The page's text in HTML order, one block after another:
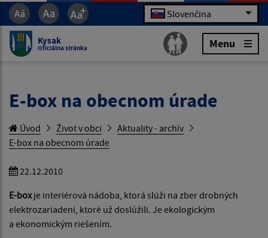
Slovenčina
Kysak
Oficiálna stránka Menu
E-box na obecnom úrade
Úvod Život v obci
Aktuality - archív
E-box na obecnom úrade
22.12.2010
E-boxje interiérová nádoba, ktorá slúži na zber drobných
elektrozariadení, ktoré už doslúžili. Je ekologickým
a ekonomickým riešením.